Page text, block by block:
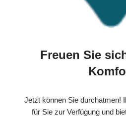
Freuen Sie
Jetzt können Sie durchatmen!
für Sie zur Verfügung und